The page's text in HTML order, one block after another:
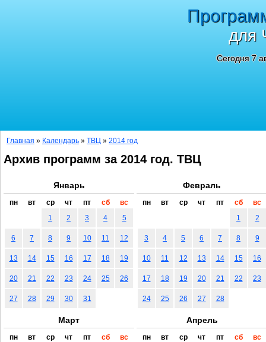
для
Сегодня 7
Главная » Календарь » ТВЦ » 2014 год
Архив программ за 2014 год. ТВЦ
Январь
пн вт ср чт пт сб
вс
1
2 3 4 5
6 7 8 9 10 11 12
13 14 15 16 17 18 19
20 21 22 23 24 25 26
27 28 29 30 31
Февраль
пн вт ср чт пт сб
вс
1
2
3 4 5 6 7 8 9
10 11 12 13 14 15 16
17 18 19 20 21 22 23
24 25 26 27 28
Март
пн вт ср чт пт сб
вс
Апрель
пн вт ср чт пт сб
вс